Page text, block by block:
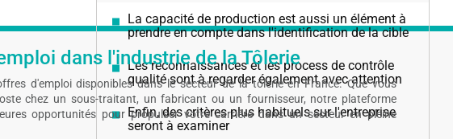
La capacité de production est aussi un élément à
prendre en compte dans l'identification de la cible
Les reconnaissances et les process de contrôle
qualité sont à regarder également avec attention
Enfin, des critères plus habituels sur l'entreprise
seront à examiner
dans l'industrie de la Tôlerie
d'emploi disponibles dans le secteur de la tôlerie en France. Que vous
chez un sous-traitant, un fabricant ou un fournisseur, notre plateforme
opportunités pour propulser votre carrière dans un secteur en pleine